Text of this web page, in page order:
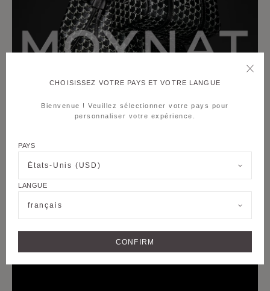
CHOISISSEZ VOTRE PAYS ET VOTRE LANGUE
Bienvenue ! Veuillez sélectionner votre pays pour
personnaliser votre expérience.
PAYS
États-Unis (USD)
LANGUE
français
CONFIRM